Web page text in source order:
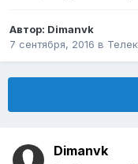
Автор: Dimanvk
7 сентября, 2016 в
Dimanvk